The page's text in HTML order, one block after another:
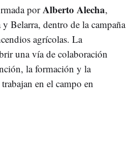
porAlberto Alecha,
Belarra, dentro de la campaña
agrícolas. La
una vía de colaboración
la formación y la
en el campo en